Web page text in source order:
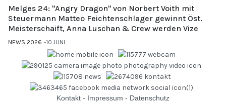
Melges 24: "Angry Dragon" von Norbert Voith mit
Steuermann Matteo Feichtenschlager gewinnt Öst.
Meisterschaift, Anna Luschan & Crew werden Vize
NEWS 2026 10.JUNI
Kontakt - Impressum - Datenschutz